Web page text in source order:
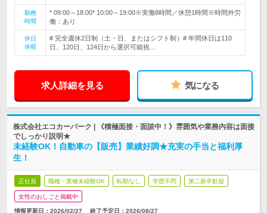
勤務
時間
* 09:00～18:00* 10:00～19:00※実働8時間／休憩1時間※時間外労
働：あり
休日
休暇
# 完全週休2日制（土・日、またはシフト制）# 年間休日は110
日、120日、124日から選択可能祝…
求人詳細を見る 気になる
株式会社エコカーパーク | 《積極面接・面談中！》雰囲気や業務内容は面接
でしっかり説明★
未経験OK！自動車の【販売】業績好調★充実の手当と福利厚
生！
正社員 職種・業種未経験OK 転勤なし 学歴不問 第二新卒歓迎
女性のおしごと掲載中
情報更新日：2026/02/27 終了予定日： 2026/08/27